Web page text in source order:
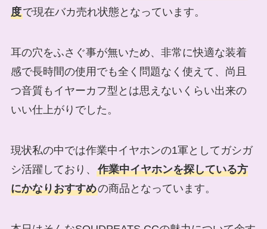
度で現在バカ売れ状態となっています。
耳の穴をふさぐ事が無いため、非常に快適な装着
感で長時間の使用でも全く問題なく使えて、尚且
つ音質もイヤーカフ型とは思えないくらい出来の
いい仕上がりでした。
現状私の中では作業中イヤホンの1軍としてガシガ
シ活躍しており、 作業中イヤホンを探している方
にかなりおすすめの商品となっています。